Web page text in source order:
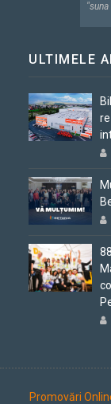
ULTIMELE
Promovări